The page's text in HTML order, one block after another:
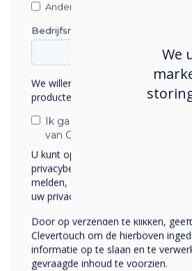
We
Anders
Bedrijfsnaam
We willen graag contact met u
producten en diensten (via e-mail,
Ik ga ermee akkoord om
van Clevertouch.
U kunt op elk moment afmelden
privacybeleid voor meer informatie
melden, onze privacypraktijken en
uw privacy te beschermen en
Door op verzenden te klikken,
Clevertouch om de hierboven
informatie op te slaan en te
gevraagde inhoud te voorzien.